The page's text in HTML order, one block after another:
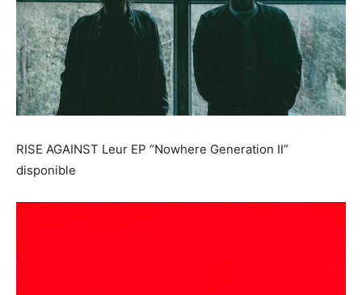
RISE AGAINST Leur EP “Nowhere Generation II”
disponible